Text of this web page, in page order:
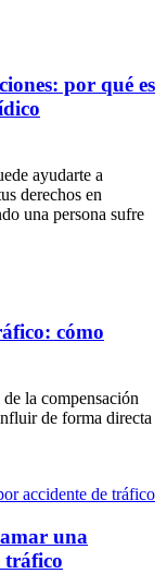
por qué es
ayudarte a
derechos en
una persona sufre
cómo
la compensación
de forma directa
una
tráfico